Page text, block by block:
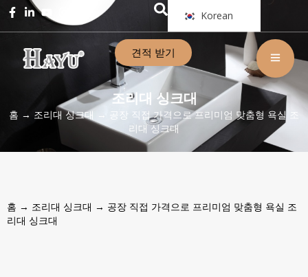
Korean
견적 받기
조리대 싱크대
홈 → 조리대 싱크대
→ 공장 직접 가격으로 프리미엄 맞춤형 욕실 조
리대 싱크대
홈 → 조리대 싱크대 → 공장 직접 가격으로 프리미엄 맞춤형 욕실 조
리대 싱크대